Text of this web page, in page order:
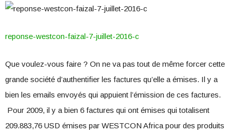
reponse-westcon-faizal-7-juillet-2016-c
Que voulez-vous faire ? On ne va pas tout de même forcer cette
grande société d’authentifier les factures qu’elle a émises. Il y a
bien les emails envoyés qui appuient l’émission de ces factures.
Pour 2009, il y a bien 6 factures qui ont émises qui totalisent
209.883,76 USD émises par WESTCON Africa pour des produits